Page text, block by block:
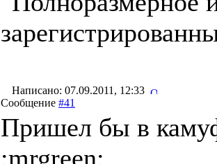
Написано: 07.09.2011, 12:33
Сообщение #41
Пришел бы в
:mrgreen: